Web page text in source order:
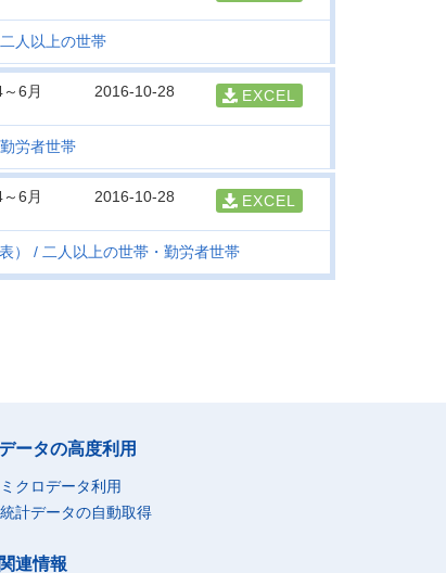
二人以上の世帯
6月
2016-10-28 EXCEL
勤労者世帯
6月
2016-10-28 EXCEL
） 二人以上の世帯・勤労者世帯
ータの高度利用
ミクロデータ利用
統計データの自動取得
連情報